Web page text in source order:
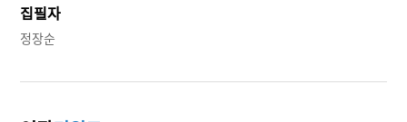
집필자
정장순